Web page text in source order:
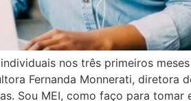
nos três primeiros
Fernanda Monnerati, diretora
Sou MEI, como faço para